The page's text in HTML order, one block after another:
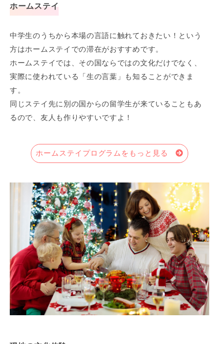
ホームステイ
中学生のうちから本場の言語に触れておきたい！という
方はホームステイでの滞在がおすすめです。
ホームステイでは、その国ならではの文化だけでなく、
実際に使われている「生の言葉」も知ることができま
す。
同じステイ先に別の国からの留学生が来ていることもあ
るので、友人も作りやすいですよ！
ホームステイプログラムをもっと見る